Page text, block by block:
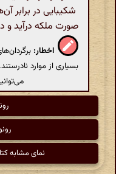
شکیبایی در برابر
صورت ملکه درآید و
اخطار:
بسیاری از موارد
نمای مشابه